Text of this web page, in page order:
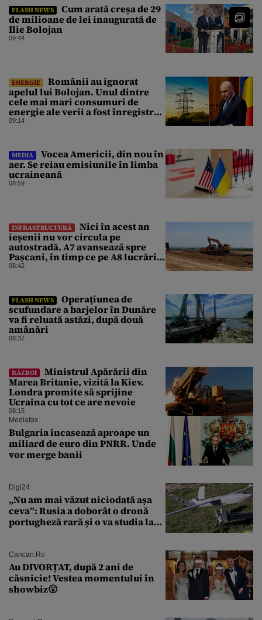
FLASH NEWS
Cum arată creșa de 29
de milioane de lei inaugurată de
Ilie Bolojan
09:44
ENERGIE
Românii au ignorat
apelul lui Bolojan. Unul dintre
cele mai mari consumuri de
energie ale verii a fost înregistrat
miercuri seara
09:14
MEDIA
Vocea Americii, din nou în
aer. Se reiau emisiunile în limba
ucraineană
08:59
INFRASTRUCTURĂ
Nici în acest an
ieșenii nu vor circula pe
autostradă. A7 avansează spre
Pașcani, în timp ce pe A8 lucrările
întârzie
08:42
FLASH NEWS
Operaţiunea de
scufundare a barjelor în Dunăre
va fi reluată astăzi, după două
amânări
08:37
RĂZBOI
Ministrul Apărării din
Marea Britanie, vizită la Kiev.
Londra promite să sprijine
Ucraina cu tot ce are nevoie
08:15
Mediafax
Bulgaria încasează aproape un
miliard de euro din PNRR. Unde
vor merge banii
Digi24
„Nu am mai văzut niciodată așa
ceva”: Rusia a doborât o dronă
portugheză rară și o va studia la
Cancan.ro
Au DIVORȚAT, după 2 ani de
căsnicie! Vestea momentului în
showbiz😮